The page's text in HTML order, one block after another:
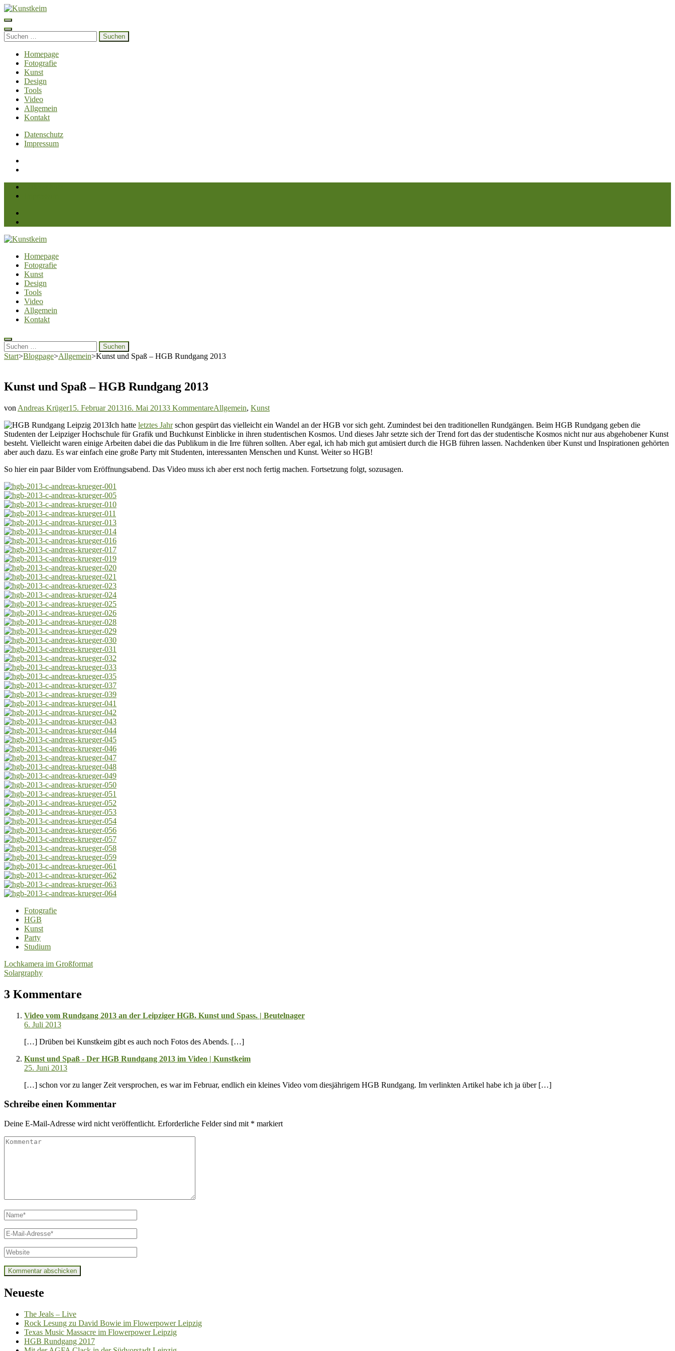
Zum
Inhalt
springen
(Enter
drücken)
Suchen
nach:
Homepage
Fotografie
Kunst
Design
Tools
Video
Allgemein
Kontakt
Datenschutz
Impressum
Kunstkeim
Fotografie, Design und Szene
Homepage
Fotografie
Kunst
Design
Tools
Video
Allgemein
Kontakt
Suchen
nach:
Start>Blogpage>Allgemein>Kunst und Spaß – HGB Rundgang 2013
Kunst und Spaß – HGB Rundgang 2013
von Andreas Krüger15. Februar 201316. Mai 20133 Kommentarezu
und
Spaß
–
HGB
2013
Allgemein, Kunst
Ich hatte letztes Jahrschon gespürt das vielleicht ein Wandel an der HGB vor sich geht. Zumindest bei den traditionellen Rundgängen. Beim HGB Rundgang geben die
Studenten der Leipziger Hochschule für Grafik und Buchkunst Einblicke in ihren studentischen Kosmos. Und dieses Jahr setzte sich der Trend fort das der studentische Kosmos nicht nur aus abgehobener Kunst
besteht. Vielleicht waren einige Arbeiten dabei die das Publikum in die Irre führen sollten. Aber egal, ich hab mich gut amüsiert durch die HGB führen lassen. Nachdenken über Kunst und Inspirationen gehörten
aber auch dazu. Es war einfach eine große Party mit Studenten, interessanten Menschen und Kunst. Weiter so HGB!
So hier ein paar Bilder vom Eröffnungsabend. Das Video muss ich aber erst noch fertig machen. Fortsetzung folgt, sozusagen.
Fotografie
HGB
Kunst
Party
Studium
Beitragsnavigation
Lochkamera im Großformat
Solargraphy
3 Kommentare
Video vom Rundgang 2013 an der Leipziger HGB. Kunst und Spass. | Beutelnager
6. Juli 2013
[…] Drüben bei Kunstkeim gibt es auch noch Fotos des Abends. […]
Kunst und Spaß - Der HGB Rundgang 2013 im Video | Kunstkeim
25. Juni 2013
[…] schon vor zu langer Zeit versprochen, es war im Februar, endlich ein kleines Video vom diesjährigem HGB Rundgang. Im verlinkten Artikel habe ich ja über […]
Schreibe einen Kommentar
Deine E-Mail-Adresse wird nicht veröffentlicht. Erforderliche Felder sind mit * markiert
Kommentar
Name*
E-
Mail*
Website
Neueste
The Jeals – Live
Rock Lesung zu David Bowie im Flowerpower Leipzig
Texas Music Massacre im Flowerpower Leipzig
HGB Rundgang 2017